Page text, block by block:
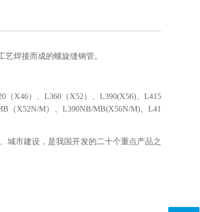
焊接而成的螺旋缝钢管。
（X46）、L360（X52）、L390(X56)、L415
（X52N/M）、L390NB/MB(X56N/M)、L41
城市建设，是我国开发的二十个重点产品之